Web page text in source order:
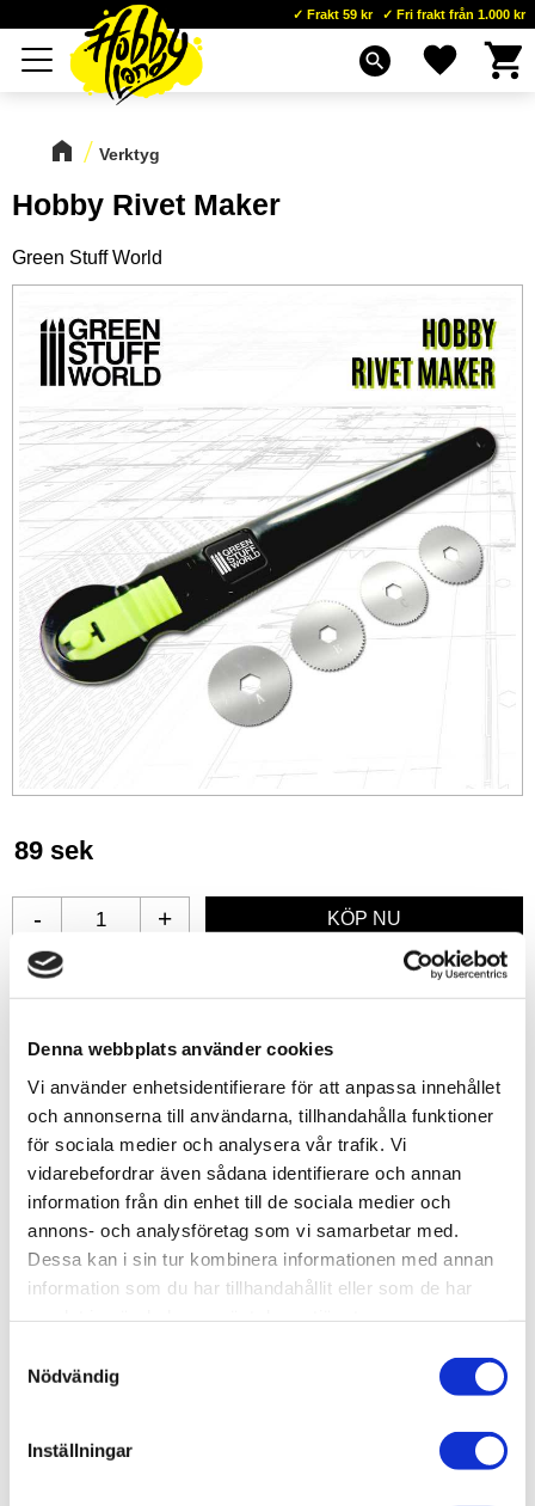
Denna webbplats använder cookies
Vi använder enhetsidentifierare för att anpassa innehållet
och annonserna till användarna, tillhandahålla funktioner
för sociala medier och analysera vår trafik. Vi
vidarebefordrar även sådana identifierare och annan
information från din enhet till de sociala medier och
annons- och analysföretag som vi samarbetar med.
Dessa kan i sin tur kombinera informationen med annan
information som du har tillhandahållit eller som de har
Nödvändig
Inställningar
Meny
Frakt 59 kr Fri frakt från 1.000 kr
search Favoriter
Verktyg
Hobby Rivet Maker
Green Stuff World
89 sek
+
-
Lägg till i favoriter
Lagerstatus
GSW2380
Leveranstid
skickas från oss inom 0-1 vardagar
Allmänt
A handy tool for adding rivet marks to models and
accessories.
sharp disc blades, which can be fixed
tightly onto the handle using an effective clipping